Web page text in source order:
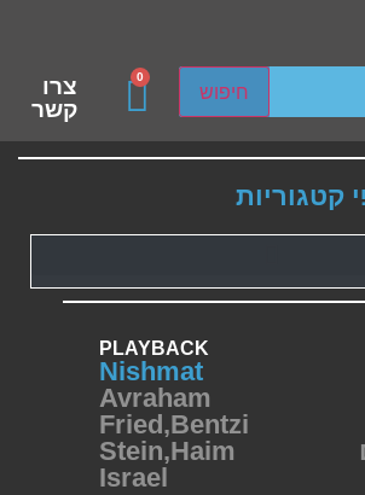
חיפוש
device users, explore by touch or
0
צרו
קשר
קטגוריות
PLAYBACK
Nishmat
Avraham
Fried ,Bentzi
Stein,Haim
Israel